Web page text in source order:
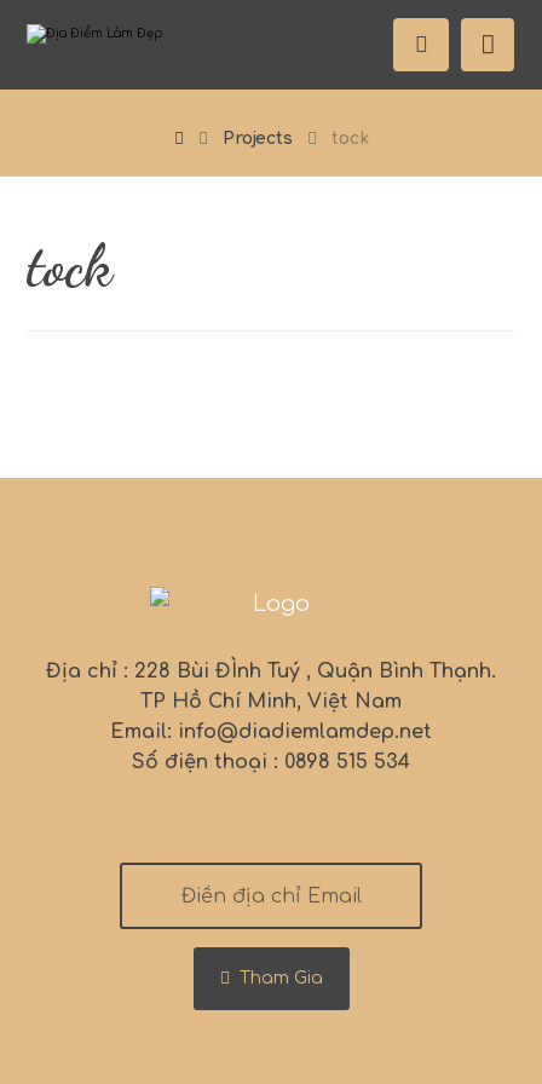
Projects tock
tock
Địa chỉ : 228 Bùi ĐÌnh Tuý , Quận Bình Thạnh.
TP Hồ Chí Minh, Việt Nam
Email: info@diadiemlamdep.net
Số điện thoại : 0898 515 534
Tham Gia